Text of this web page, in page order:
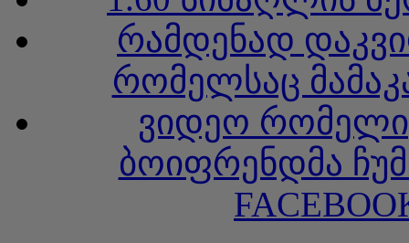
რამდენად
რომელსაც
ვიდეო
ბოიფრენდმა